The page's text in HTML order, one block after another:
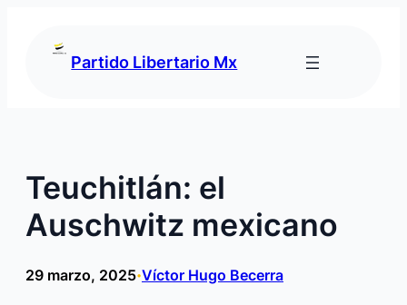
Partido Libertario Mx
Teuchitlán: el
Auschwitz mexicano
29 marzo, 2025•Víctor Hugo Becerra